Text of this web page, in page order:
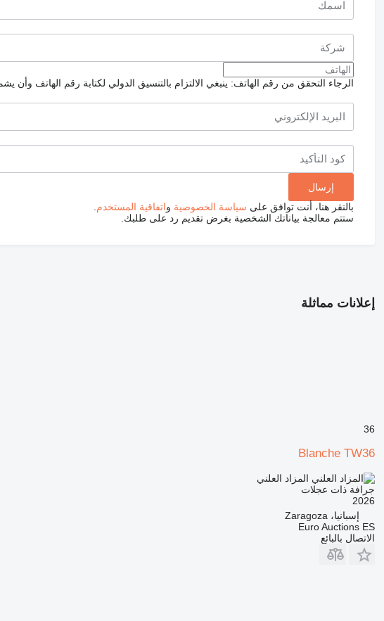
الرجاء التحقق من رقم الهاتف: ينبغي الالتزام بالتنسيق الدولي لكتابة رقم الهاتف وأن
بالنقر هنا، أنت توافق على سياسة الخصوصية واتفاقية المستخدم
ستتم معالجة بياناتك الشخصية بغرض تقديم رد على طلبك.
إعلانات مماثلة
36
Blanche TW36
المزاد العلني
جرافة ذات عجلات
2026
إسبانيا، Zaragoza
Euro Auctions ES
الاتصال بالبائع